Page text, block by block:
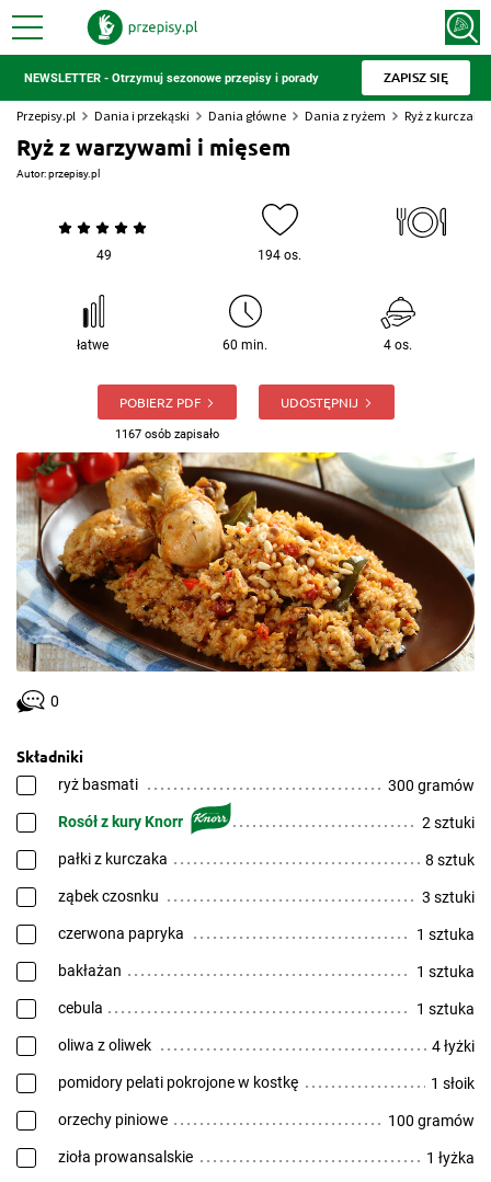
NEWSLETTER - Otrzymuj sezonowe przepisy i porady ZAPISZ SIĘ
Przepisy.pl Dania i przekąski Dania główne Dania z ryżem Ryż z
Ryż z warzywami i mięsem
Autor:przepisy.pl
49 194 os.
łatwe 60 min. 4 os.
POBIERZ PDF
1167 osób zapisało
UDOSTĘPNIJ
0
Składniki
ryż basmati 300 gramów
Rosół z kury Knorr 2 sztuki
pałki z kurczaka 8 sztuk
ząbek czosnku 3 sztuki
czerwona papryka 1 sztuka
bakłażan 1 sztuka
cebula 1 sztuka
oliwa z oliwek 4 łyżki
pomidory pelati pokrojone w kostkę 1 słoik
orzechy piniowe 100 gramów
zioła prowansalskie 1 łyżka